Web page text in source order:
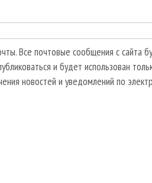
Все почтовые сообщения с сайта
и будет использован
новостей и уведомлений по